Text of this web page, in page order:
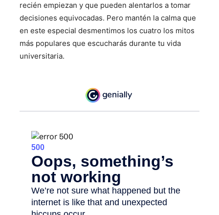
recién empiezan y que pueden alentarlos a tomar
decisiones equivocadas. Pero mantén la calma que
en este especial desmentimos los cuatro los mitos
más populares que escucharás durante tu vida
universitaria.